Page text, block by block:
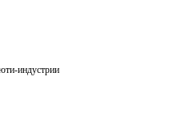
индустрии